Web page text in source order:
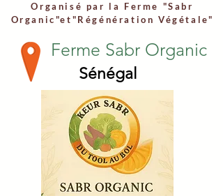
Organisé par la Ferme "Sabr
Organic"et"Régénération Végétale"
Ferme Sabr Organic
Sénégal